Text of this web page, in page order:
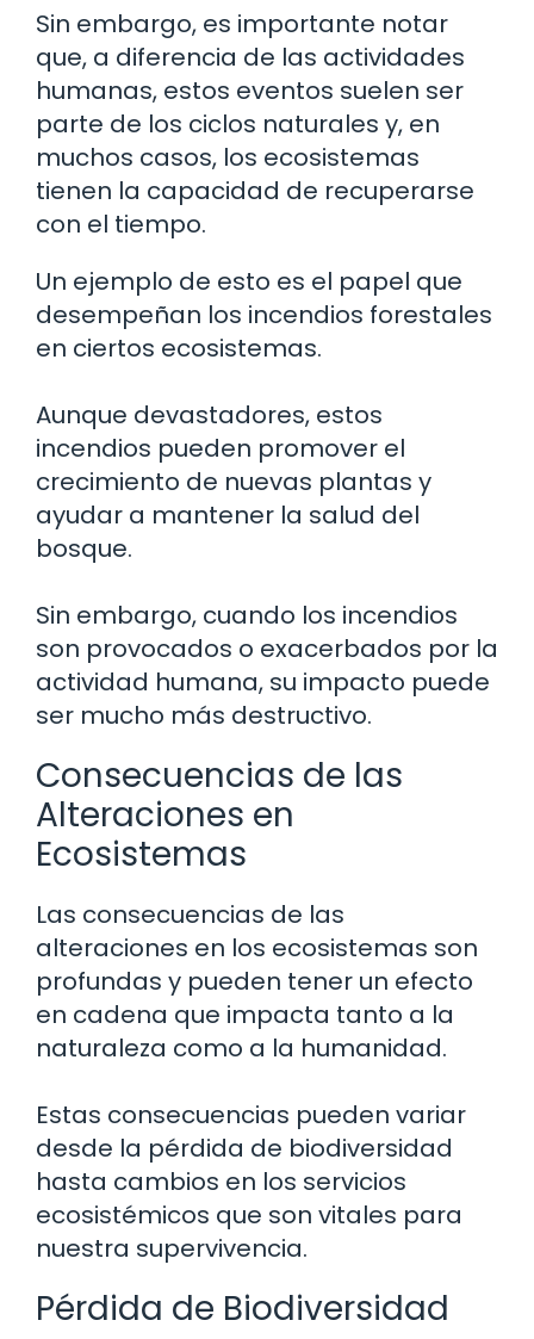
Sin embargo, es importante notar
que, a diferencia de las actividades
humanas, estos eventos suelen ser
parte de los ciclos naturales y, en
muchos casos, los ecosistemas
tienen la capacidad de recuperarse
con el tiempo.
Un ejemplo de esto es el papel que
desempeñan los incendios forestales
en ciertos ecosistemas.
Aunque devastadores, estos
incendios pueden promover el
crecimiento de nuevas plantas y
ayudar a mantener la salud del
bosque.
Sin embargo, cuando los incendios
son provocados o exacerbados por la
actividad humana, su impacto puede
ser mucho más destructivo.
Consecuencias de las
Alteraciones en
Ecosistemas
Las consecuencias de las
alteraciones en los ecosistemas son
profundas y pueden tener un efecto
en cadena que impacta tanto a la
naturaleza como a la humanidad.
Estas consecuencias pueden variar
desde la pérdida de biodiversidad
hasta cambios en los servicios
ecosistémicos que son vitales para
nuestra supervivencia.
Pérdida de Biodiversidad